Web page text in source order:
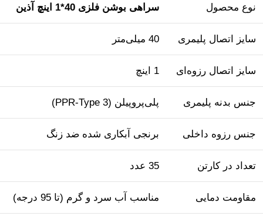
نوع محصول سراهی بوشن فلزی 40*1 اینچ آذین
سایز اتصال پلیمری 40 میلی‌متر
سایز اتصال رزوه‌ای 1 اینچ
جنس بدنه پلیمری پلی‌پروپیلن (PPR-Type 3)
جنس رزوه داخلی برنجی آبکاری شده ضد زنگ
تعداد در کارتن 35 عدد
مقاومت دمایی مناسب آب سرد و گرم (تا 95 درجه)